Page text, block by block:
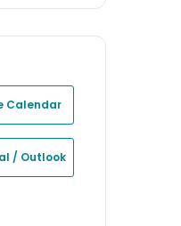
Calendar
/ Outlook